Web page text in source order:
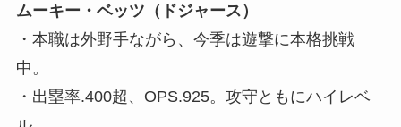
ムーキー・ベッツ（ドジャース）
・本職は外野手ながら、今季は遊撃に本格挑戦
中。
・出塁率.400超、OPS.925。攻守ともにハイレベ